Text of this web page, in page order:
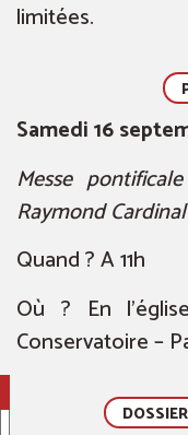
limitées.
Samedi 16
Messe
Raymond
Quand ? A 11h
Où ? En
Conservatoire –